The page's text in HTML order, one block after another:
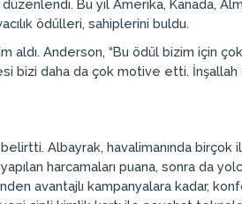
düzenlendi. Bu yıl Amerika, Kanada,
ödülleri, sahiplerini buldu.
aldı. Anderson, “Bu ödül bizim için
bizi daha da çok motive etti.
Albayrak, havalimanında birçok
harcamaları puana, sonra da
avantajlı kampanyalara kadar,